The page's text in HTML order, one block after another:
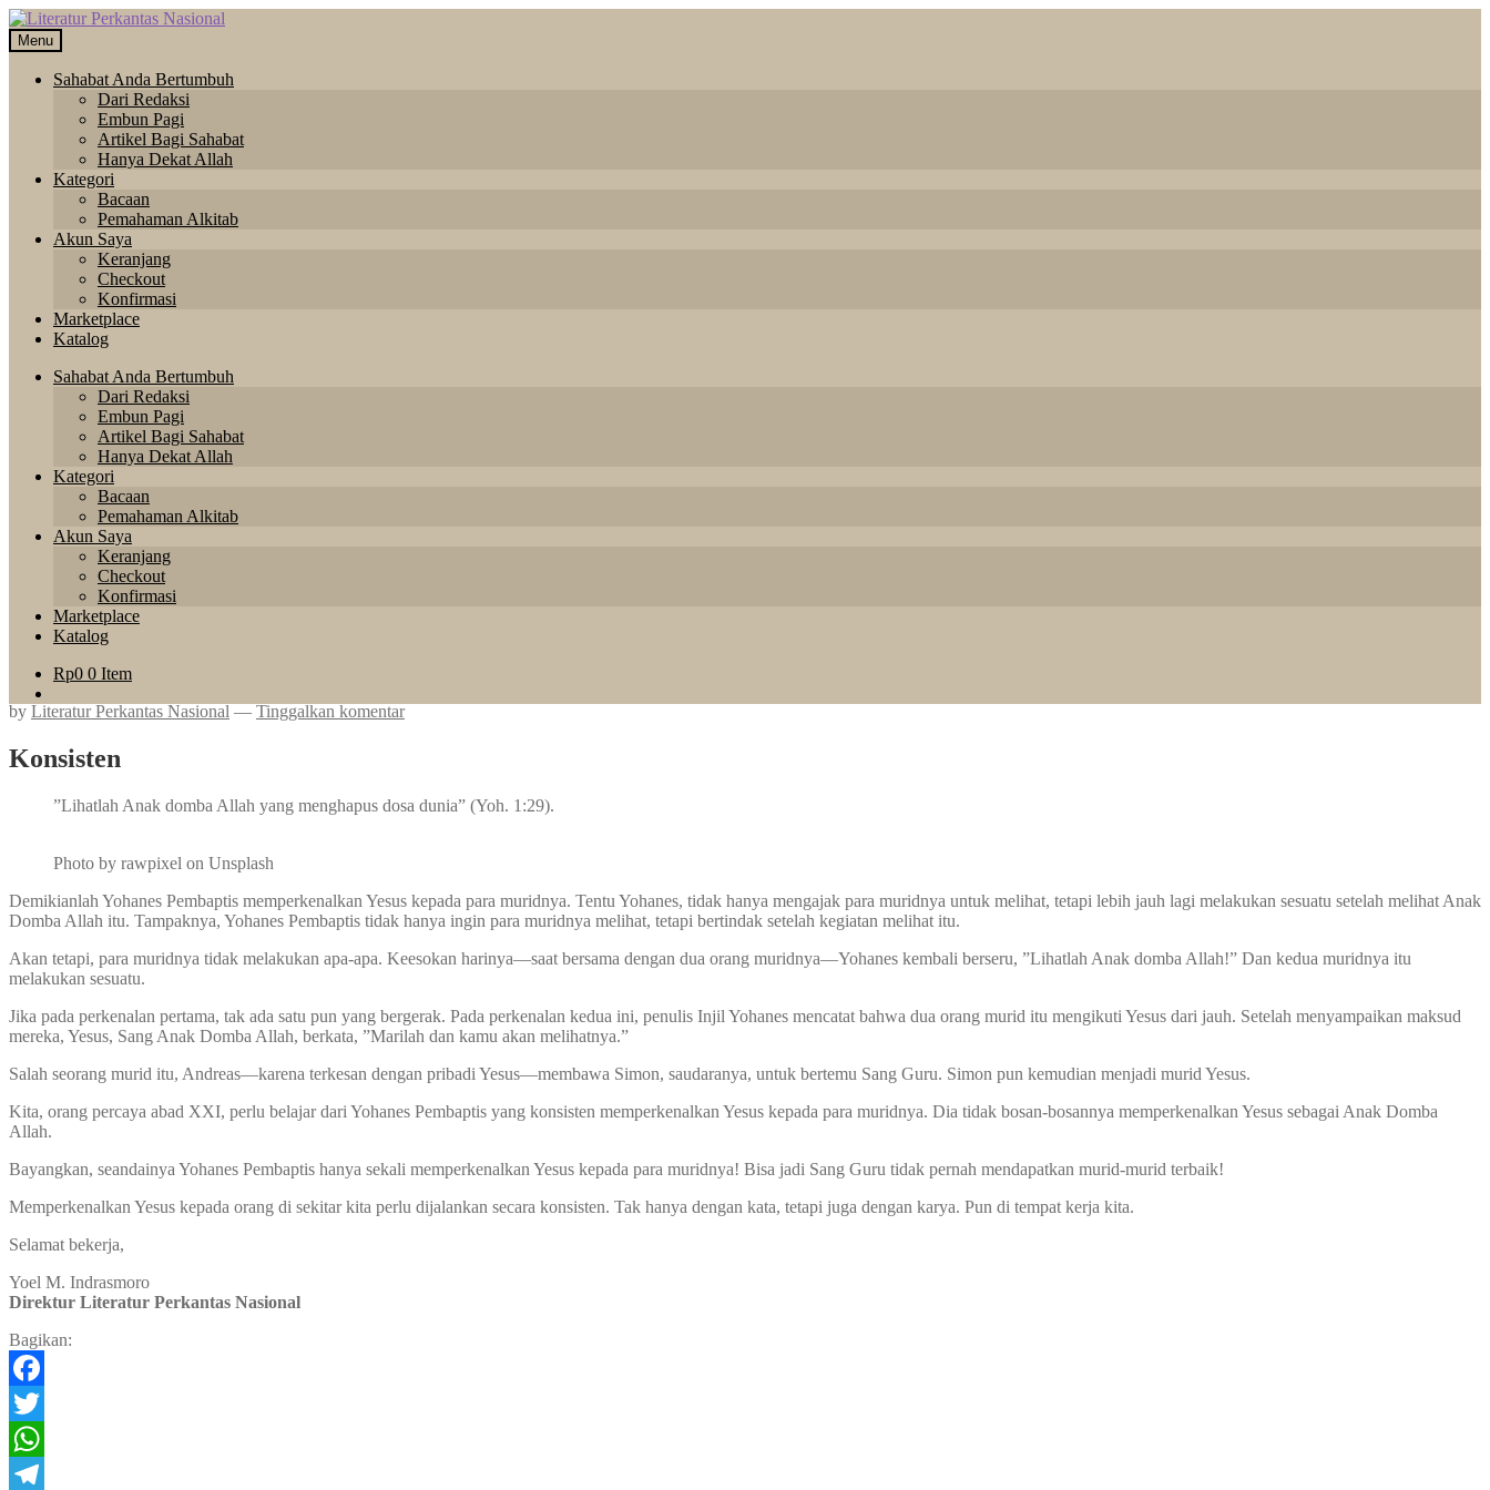
Skip
to
navigation
Langsung
ke
isi
Menu
Sahabat Anda Bertumbuh
Dari Redaksi
Embun Pagi
Artikel Bagi Sahabat
Hanya Dekat Allah
Kategori
Bacaan
Pemahaman Alkitab
Akun Saya
Keranjang
Checkout
Konfirmasi
Marketplace
Katalog
Sahabat Anda Bertumbuh
Dari Redaksi
Embun Pagi
Artikel Bagi Sahabat
Hanya Dekat Allah
Kategori
Bacaan
Pemahaman Alkitab
Akun Saya
Keranjang
Checkout
Konfirmasi
Marketplace
Katalog
Rp0 0 Item
by Literatur Perkantas Nasional — Tinggalkan komentar
Konsisten
”Lihatlah Anak domba Allah yang menghapus dosa dunia” (Yoh. 1:29).
Photo by rawpixel on Unsplash
Demikianlah Yohanes Pembaptis memperkenalkan Yesus kepada para muridnya. Tentu Yohanes, tidak hanya mengajak para muridnya untuk melihat, tetapi lebih jauh lagi melakukan sesuatu setelah melihat Anak
Domba Allah itu. Tampaknya, Yohanes Pembaptis tidak hanya ingin para muridnya melihat, tetapi bertindak setelah kegiatan melihat itu.
Akan tetapi, para muridnya tidak melakukan apa-apa. Keesokan harinya—saat bersama dengan dua orang muridnya—Yohanes kembali berseru, ”Lihatlah Anak domba Allah!” Dan kedua muridnya itu
melakukan sesuatu.
Jika pada perkenalan pertama, tak ada satu pun yang bergerak. Pada perkenalan kedua ini, penulis Injil Yohanes mencatat bahwa dua orang murid itu mengikuti Yesus dari jauh. Setelah menyampaikan maksud
mereka, Yesus, Sang Anak Domba Allah, berkata, ”Marilah dan kamu akan melihatnya.”
Salah seorang murid itu, Andreas—karena terkesan dengan pribadi Yesus—membawa Simon, saudaranya, untuk bertemu Sang Guru. Simon pun kemudian menjadi murid Yesus.
Kita, orang percaya abad XXI, perlu belajar dari Yohanes Pembaptis yang konsisten memperkenalkan Yesus kepada para muridnya. Dia tidak bosan-bosannya memperkenalkan Yesus sebagai Anak Domba
Allah.
Bayangkan, seandainya Yohanes Pembaptis hanya sekali memperkenalkan Yesus kepada para muridnya! Bisa jadi Sang Guru tidak pernah mendapatkan murid-murid terbaik!
Memperkenalkan Yesus kepada orang di sekitar kita perlu dijalankan secara konsisten. Tak hanya dengan kata, tetapi juga dengan karya. Pun di tempat kerja kita.
Selamat bekerja,
Yoel M. Indrasmoro
Direktur Literatur Perkantas Nasional
Bagikan:
Facebook
Twitter
WhatsApp